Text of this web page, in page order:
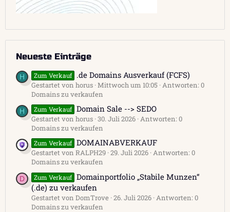
Neueste Einträge
H Zum Verkauf .de Domains Ausverkauf (FCFS)
Gestartet von horus Mittwoch um 10:05 Antworten: 0
Domains zu verkaufen
H Zum Verkauf Domain Sale --> SEDO
Gestartet von horus 30. Juli 2026 Antworten: 0
Domains zu verkaufen
Zum Verkauf DOMAINABVERKAUF
Gestartet von RALPH29 29. Juli 2026 Antworten: 0
Domains zu verkaufen
D Zum Verkauf Domainportfolio „Stabile Munzen“
(.de) zu verkaufen
Gestartet von DomTrove 26. Juli 2026 Antworten: 0
Domains zu verkaufen